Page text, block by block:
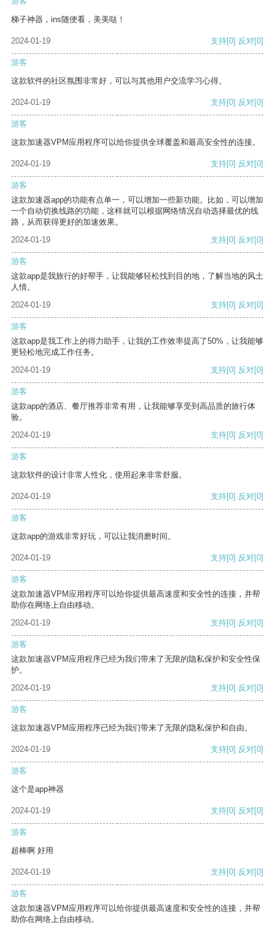
梯子神器，ins随便看，美美哒！
2024-01-19 支持[0] 反对[0]
游客
这款软件的社区氛围非常好，可以与其他用户交流学习心得。
2024-01-19 支持[0] 反对[0]
游客
这款加速器VPM应用程序可以给你提供全球覆盖和最高安全性的连接。
2024-01-19 支持[0] 反对[0]
游客
这款加速器app的功能有点单一，可以增加一些新功能。比如，可以增加
一个自动切换线路的功能，这样就可以根据网络情况自动选择最优的线
路，从而获得更好的加速效果。
2024-01-19
支持[0] 反对[0]
游客
这款app是我旅行的好帮手，让我能够轻松找到目的地，了解当地的风土
人情。
2024-01-19
支持[0] 反对[0]
游客
这款app是我工作上的得力助手，让我的工作效率提高了50%，让我能够
更轻松地完成工作任务。
2024-01-19
支持[0] 反对[0]
游客
这款app的酒店、餐厅推荐非常有用，让我能够享受到高品质的旅行体
验。
2024-01-19
支持[0] 反对[0]
游客
这款软件的设计非常人性化，使用起来非常舒服。
2024-01-19 支持[0] 反对[0]
游客
这款app的游戏非常好玩，可以让我消磨时间。
2024-01-19 支持[0] 反对[0]
游客
这款加速器VPM应用程序可以给你提供最高速度和安全性的连接，并帮
助你在网络上自由移动。
2024-01-19
支持[0] 反对[0]
游客
这款加速器VPM应用程序已经为我们带来了无限的隐私保护和安全性保
护。
2024-01-19
支持[0] 反对[0]
游客
这款加速器VPM应用程序已经为我们带来了无限的隐私保护和自由。
2024-01-19 支持[0] 反对[0]
游客
这个是app神器
2024-01-19 支持[0] 反对[0]
游客
超棒啊 好用
2024-01-19 支持[0] 反对[0]
游客
这款加速器VPM应用程序可以给你提供最高速度和安全性的连接，并帮
助你在网络上自由移动。